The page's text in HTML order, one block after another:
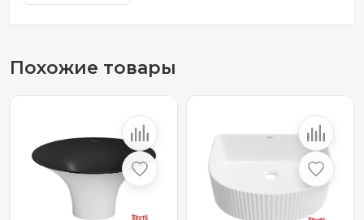
Похожие товары